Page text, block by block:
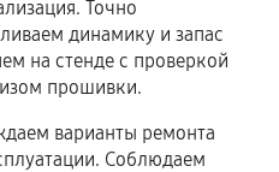
Точно
динамику и запас
на стенде с проверкой
прошивки.
варианты ремонта
Соблюдаем